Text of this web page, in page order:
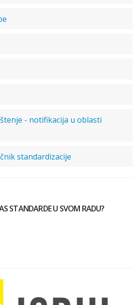
- notifikacija u oblasti
standardizacije
STANDARDE U SVOM RADU?